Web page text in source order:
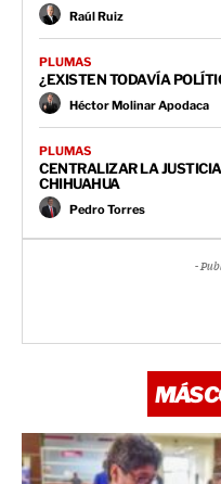
Raúl Ruiz
PLUMAS
¿EXISTEN TODAVÍA
Héctor Molinar Apodaca
PLUMAS
CENTRALIZAR LA
CHIHUAHUA
Pedro Torres
-
MÁS